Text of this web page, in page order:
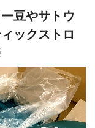
豆やサトウ
ックストロ